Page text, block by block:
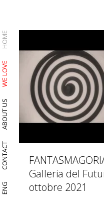
ENG
CONTACT
ABOUT US
WE LOVE
HOME
Galleria del
ottobre 2021